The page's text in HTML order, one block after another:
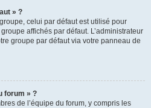
» ?
celui par défaut est utilisé pour
affichés par défaut. L’administrateur
groupe par défaut via votre panneau de
forum » ?
de l’équipe du forum, y compris les